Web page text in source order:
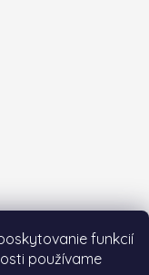
funkcií
používame